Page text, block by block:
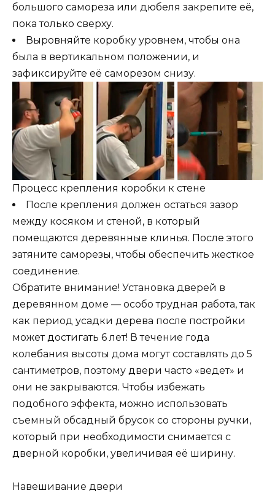
большого самореза или дюбеля закрепите её,
пока только сверху.
Выровняйте коробку уровнем, чтобы она
была в вертикальном положении, и
зафиксируйте её саморезом снизу.
Процесс крепления коробки к стене
После крепления должен остаться зазор
между косяком и стеной, в который
помещаются деревянные клинья. После этого
затяните саморезы, чтобы обеспечить жесткое
соединение.
Обратите внимание! Установка дверей в
деревянном доме — особо трудная работа, так
как период усадки дерева после постройки
может достигать 6 лет! В течение года
колебания высоты дома могут составлять до 5
сантиметров, поэтому двери часто «ведет» и
они не закрываются. Чтобы избежать
подобного эффекта, можно использовать
съемный обсадный брусок со стороны ручки,
который при необходимости снимается с
дверной коробки, увеличивая её ширину.
Навешивание двери